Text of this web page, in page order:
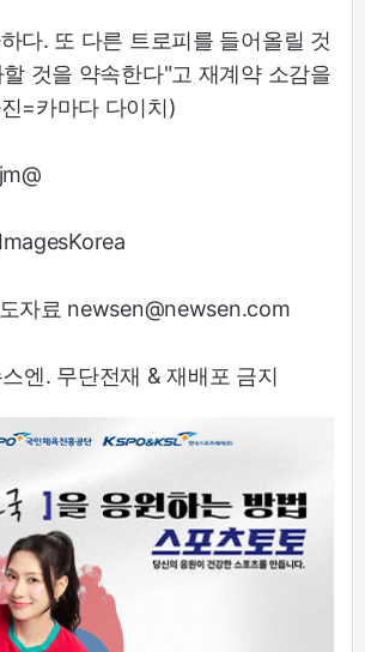
다. 또 다른 트로피를 들어올릴 것
것을 약속한다"고 재계약 소감을
=카마다 다이치)
자료 newsen@newsen.com
엔. 무단전재 & 재배포 금지